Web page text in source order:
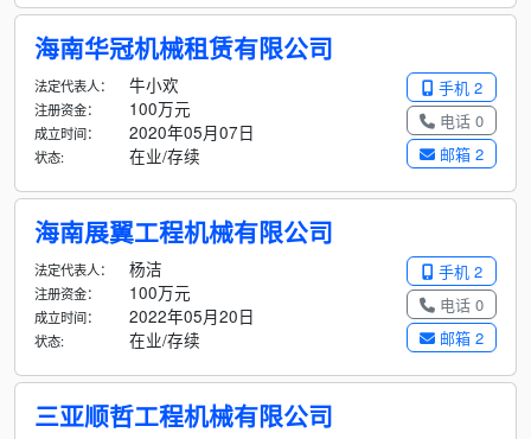
海南华冠机械租赁有限公司
手机 2
电话 0
邮箱 2
法定代表人： 牛小欢
注册资金： 100万元
成立时间： 2020年05月07日
状态: 在业/存续
海南展翼工程机械有限公司
手机 2
电话 0
邮箱 2
法定代表人： 杨洁
注册资金： 100万元
成立时间： 2022年05月20日
状态: 在业/存续
三亚顺哲工程机械有限公司